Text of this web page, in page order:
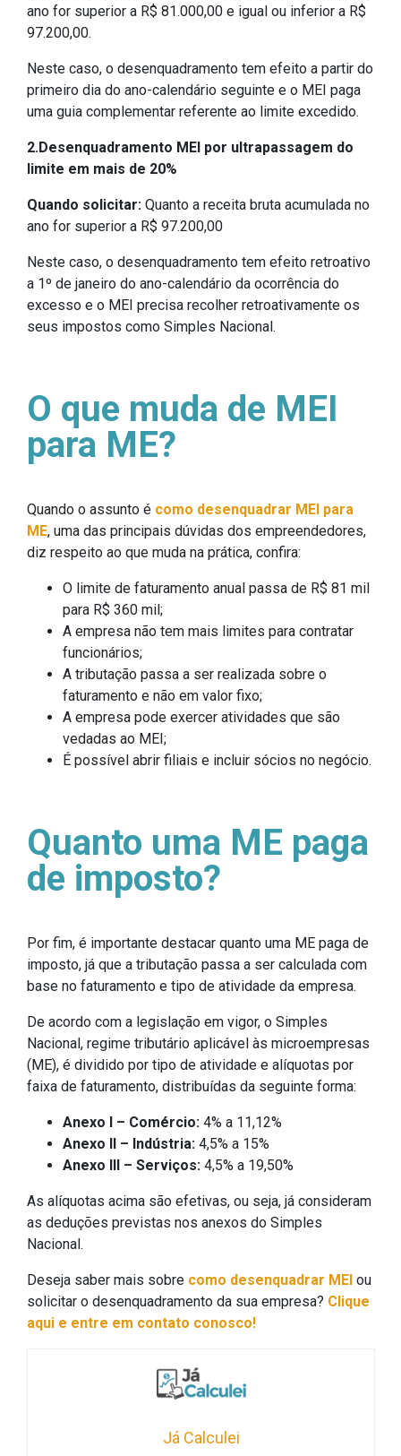
ano for superior a R$ 81.000,00 e igual ou inferior a R$
97.200,00.
Neste caso, o desenquadramento tem efeito a partir do
primeiro dia do ano-calendário seguinte e o MEI paga
uma guia complementar referente ao limite excedido.
2.Desenquadramento MEI por ultrapassagem do
limite em mais de 20%
Quando solicitar: Quanto a receita bruta acumulada no
ano for superior a R$ 97.200,00
Neste caso, o desenquadramento tem efeito retroativo
a 1º de janeiro do ano-calendário da ocorrência do
excesso e o MEI precisa recolher retroativamente os
seus impostos como Simples Nacional.
O que muda de MEI
para ME?
Quando o assunto é como desenquadrar MEI para
ME, uma das principais dúvidas dos empreendedores,
diz respeito ao que muda na prática, confira:
O limite de faturamento anual passa de R$ 81 mil
para R$ 360 mil;
A empresa não tem mais limites para contratar
funcionários;
A tributação passa a ser realizada sobre o
faturamento e não em valor fixo;
A empresa pode exercer atividades que são
vedadas ao MEI;
É possível abrir filiais e incluir sócios no negócio.
Quanto uma ME paga
de imposto?
Por fim, é importante destacar quanto uma ME paga de
imposto, já que a tributação passa a ser calculada com
base no faturamento e tipo de atividade da empresa.
De acordo com a legislação em vigor, o Simples
Nacional, regime tributário aplicável às microempresas
(ME), é dividido por tipo de atividade e alíquotas por
faixa de faturamento, distribuídas da seguinte forma:
Anexo I – Comércio: 4% a 11,12%
Anexo II – Indústria: 4,5% a 15%
Anexo III – Serviços: 4,5% a 19,50%
As alíquotas acima são efetivas, ou seja, já consideram
as deduções previstas nos anexos do Simples
Nacional.
Deseja saber mais sobre como desenquadrar MEI ou
solicitar o desenquadramento da sua empresa? Clique
aqui e entre em contato conosco!
Já Calculei